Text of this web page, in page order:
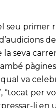
seu primer
la seva
qual va
“tocat per
li en